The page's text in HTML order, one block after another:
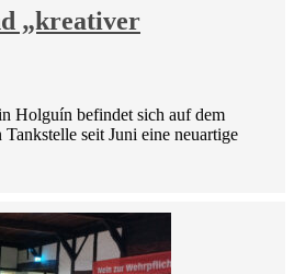
„kreativer
Holguín befindet sich auf dem
seit Juni eine neuartige